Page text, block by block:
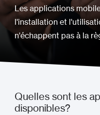
Les applications
l'installation et
n'échappent pas à la
Quelles sont les
disponibles?